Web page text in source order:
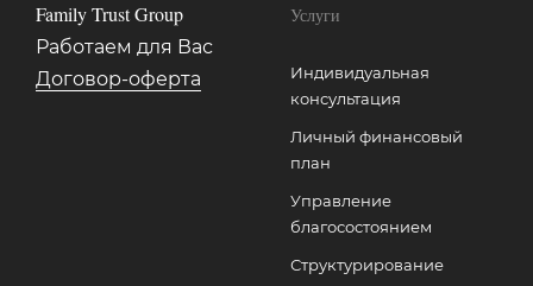
Family Trust Group
Работаем для Вас
Договор-оферта
Услуги
Индивидуальная
консультация
Личный финансовый
план
Управление
благосостоянием
Структурирование